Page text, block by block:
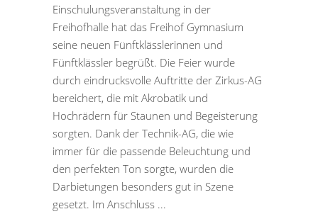
Einschulungsveranstaltung in der
Freihofhalle hat das Freihof Gymnasium
seine neuen Fünftklässlerinnen und
Fünftklässler begrüßt. Die Feier wurde
durch eindrucksvolle Auftritte der Zirkus-AG
bereichert, die mit Akrobatik und
Hochrädern für Staunen und Begeisterung
sorgten. Dank der Technik-AG, die wie
immer für die passende Beleuchtung und
den perfekten Ton sorgte, wurden die
Darbietungen besonders gut in Szene
gesetzt. Im Anschluss